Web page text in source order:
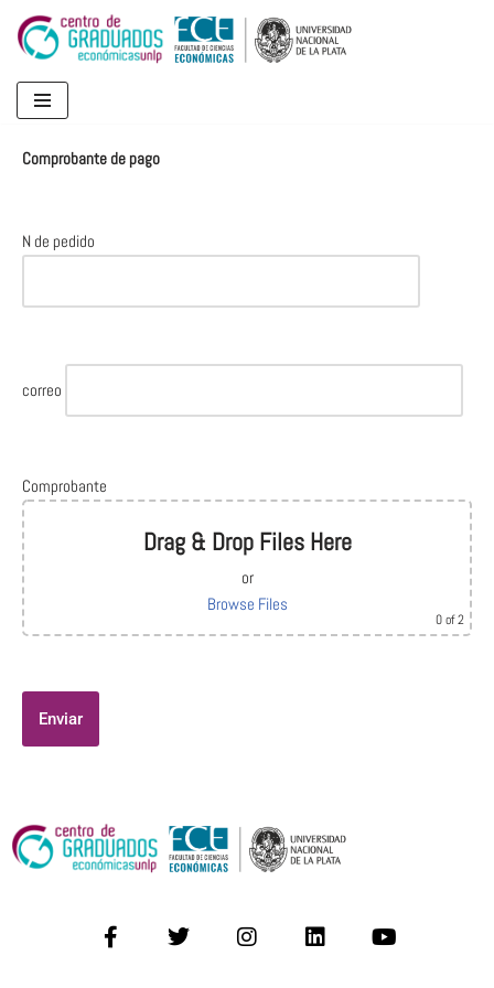
Ir
al
contenido
Comprobante de pago
N de pedido
correo
Comprobante
Drag & Drop Files Here
or
Browse Files
0of 2